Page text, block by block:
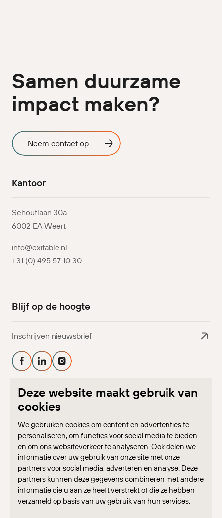
Deze website maakt gebruik van
cookies
We gebruiken cookies om content en advertenties te
personaliseren, om functies voor social media te bieden
en om ons websiteverkeer te analyseren. Ook delen we
informatie over uw gebruik van onze site met onze
partners voor social media, adverteren en analyse. Deze
partners kunnen deze gegevens combineren met andere
informatie die u aan ze heeft verstrekt of die ze hebben
verzameld op basis van uw gebruik van hun services.
Samen duurzame
impact maken?
Neem contact op
Kantoor
Schoutlaan 30a
6002 EA Weert
info@exitable.nl
+31 (0) 495 57 10 30
Blijf op de hoogte
Inschrijven nieuwsbrief
Volg ons op Facebook
Volg ons op Linkedin
Volg ons op Instagram
Home Cases Blog Partners Contact